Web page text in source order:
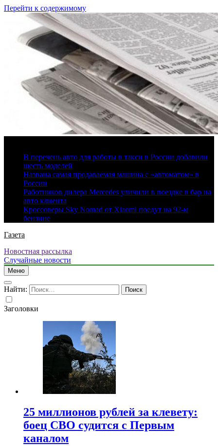
Перейти к содержимому
В перечень авто для работы в такси в России добавили
шесть моделей
Названа самая продаваемая машина с «автоматом» в
России
Работников дилера Mercedes уличили в поездке в бар на
авто клиента
Кроссоверы Sky Nomad от Xiaomi поедут на 92-м
бензине
Газета
Новостная рассылка
Случайные новости
Меню
Найти:
Заголовки
25 миллионов рублей за клевету:
боец СВО судится с Первым
каналом